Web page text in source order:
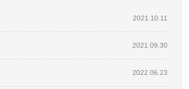
2021.10.11
2021.09.30
2022.06.23